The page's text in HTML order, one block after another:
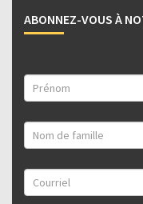
ABONNEZ-VOUS À